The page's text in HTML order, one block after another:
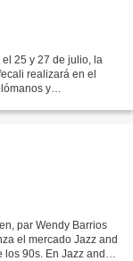
25 y 27 de julio, la
realizará en el
y
par Wendy Barrios
el mercado Jazz and
los 90s. En Jazz and